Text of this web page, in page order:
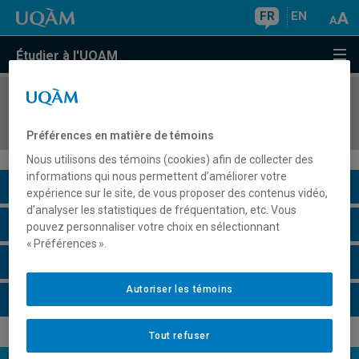
FR EN
Étudier à l'UQAM
COURS//
Description du cours
Horaire - Été 2026
Préférences en matière de témoins
Nous utilisons des témoins (cookies) afin de collecter des
informations qui nous permettent d’améliorer votre
expérience sur le site, de vous proposer des contenus vidéo,
d’analyser les statistiques de fréquentation, etc. Vous
pouvez personnaliser votre choix en sélectionnant
« Préférences ».
Tout refuser
Autoriser les témoins